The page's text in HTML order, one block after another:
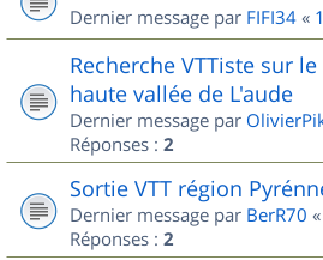
Dernier message par FIFI34 «
Recherche VTTiste sur
haute vallée de L'aude
Dernier message par
Réponses : 2
Sortie VTT région
Dernier message par BerR70 «
Réponses : 2